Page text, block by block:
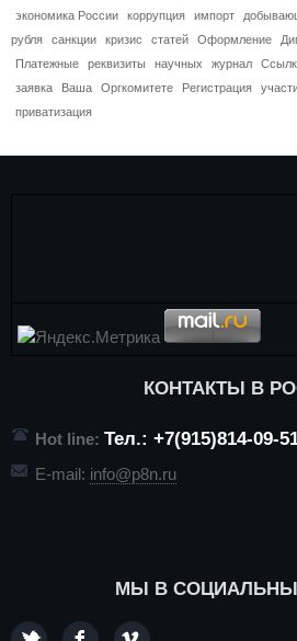
экономика России
коррупция импорт
рубля
санкции кризис статей Оформление
Платежные
реквизиты научных журнал
заявка
Ваша Оргкомитете Регистрация
приватизация
КОНТАКТЫ В
Hot line: Тел.: +7(915)814-09-
E-mail: info@p8n.ru
МЫ В